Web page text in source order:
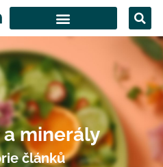
minerály
článků